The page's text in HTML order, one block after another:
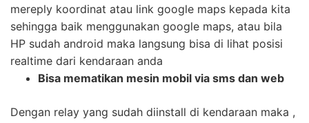
mereply koordinat atau link google maps kepada kita
sehingga baik menggunakan google maps, atau bila
HP sudah android maka langsung bisa di lihat posisi
realtime dari kendaraan anda
Bisa mematikan mesin mobil via sms dan web
Dengan relay yang sudah diinstall di kendaraan maka ,